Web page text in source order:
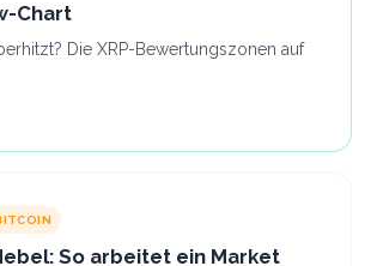
Chart
Die XRP-Bewertungszonen auf
So arbeitet ein Market